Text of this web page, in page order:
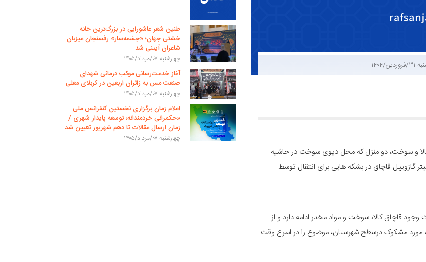
۱۴۰۴
کالا و سوخت، دو منزل که محل دپوی سوخت در حاشیه
و در بازرسی از حیاط آن‌ها، مقدار ۱۵ هزار لیتر گازوییل قاچاق در بشکه هایی برای انتقال توسط
قاچاق کالا، سوخت و مواد مخدر ادامه دارد و از
مشکوک درسطح شهرستان، موضوع را در اسرع وقت
طنین شعر عاشورایی در بزرگ‌ترین خانه
خشتی جهان؛ «چشمه‌سار» رفسنجان میزبان
شاعران آیینی شد
چهارشنبه ۰۷/مرداد/۱۴۰۵
آغاز خدمت‌رسانی موکب درمانی شهدای
صنعت مس به زائران اربعین در کربلای معلی
چهارشنبه ۰۷/مرداد/۱۴۰۵
اعلام زمان برگزاری نخستین کنفرانس ملی
«حکمرانی خردمندانه؛ توسعه پایدار شهری /
زمان ارسال مقالات تا دهم شهریور تعیین شد
چهارشنبه ۰۷/مرداد/۱۴۰۵